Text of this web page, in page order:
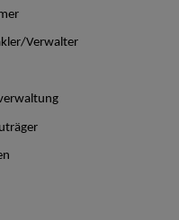
Verwalter